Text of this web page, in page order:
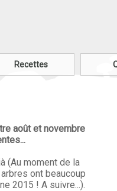
Recettes
août et novembre
(Au moment de la
ont beaucoup
2015 ! A suivre...).